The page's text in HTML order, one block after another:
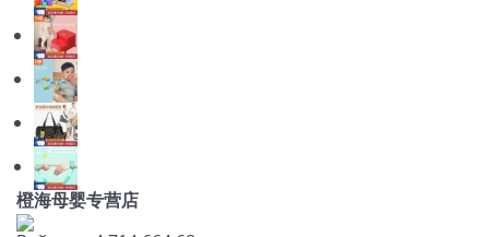
橙海母婴专营店